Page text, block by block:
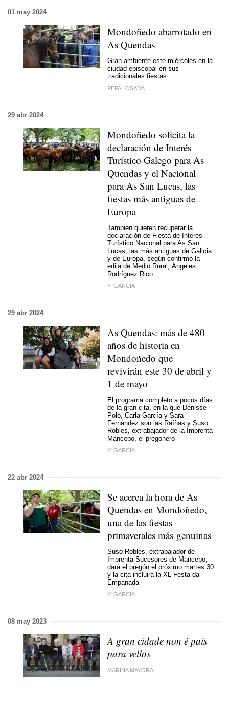
01 may 2024
Mondoñedo abarrotado en
As Quendas
Gran ambiente este miércoles en la
ciudad episcopal en sus
tradicionales fiestas
PEPA LOSADA
29 abr 2024
Mondoñedo solicita la
declaración de Interés
Turístico Galego para As
Quendas y el Nacional
para As San Lucas, las
fiestas más antiguas de
Europa
También quieren recuperar la
declaración de Fiesta de Interés
Turístico Nacional para As San
Lucas, las más antiguas de Galicia
y de Europa, según confirmó la
edila de Medio Rural, Ángeles
Rodríguez Rico
Y. GARCIA
29 abr 2024
As Quendas: más de 480
años de historia en
Mondoñedo que
revivirán este 30 de abril y
1 de mayo
El programa completo a pocos días
de la gran cita, en la que Denisse
Polo, Carla García y Sara
Fernández son las Raíñas y Suso
Robles, extrabajador de la Imprenta
Mancebo, el pregonero
Y. GARCIA
22 abr 2024
Se acerca la hora de As
Quendas en Mondoñedo,
una de las fiestas
primaverales más genuinas
Suso Robles, extrabajador de
Imprenta Sucesores de Mancebo,
dará el pregón el próximo martes 30
y la cita incluirá la XL Festa da
Empanada
Y. GARCIA
08 may 2023
A gran cidade non é país
para vellos
MARINA MAYORAL